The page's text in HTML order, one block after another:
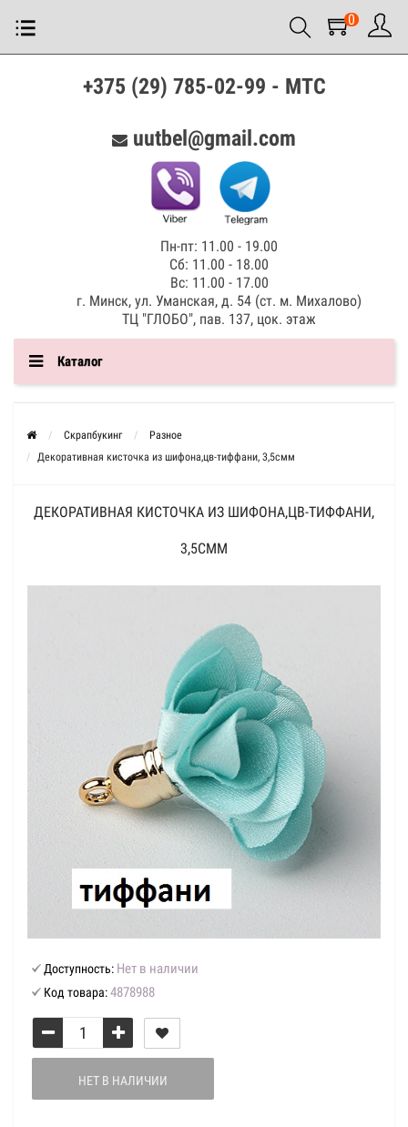
0
+375 (29) 785-02-99 - МТС
uutbel@gmail.com
Пн-пт: 11.00 - 19.00
Сб: 11.00 - 18.00
Вс: 11.00 - 17.00
г. Минск, ул. Уманская, д. 54 (ст. м. Михалово)
ТЦ "ГЛОБО", пав. 137, цок. этаж
Каталог
Скрапбукинг
Разное
Декоративная кисточка из шифона,цв-тиффани, 3,5смм
ДЕКОРАТИВНАЯ КИСТОЧКА ИЗ ШИФОНА,ЦВ-ТИФФАНИ,
3,5СММ
Доступность: Нет в наличии
Код товара:4878988
НЕТ В НАЛИЧИИ